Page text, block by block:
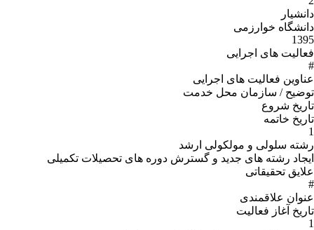
دانشیار
دانشگاه خوارزمی
1395
فعالیت های اجرایی
#
عناوین فعالیت های اجرایی
توضیح / سازمان محل خدمت
تاریخ شروع
تاریخ خاتمه
1
رشته سلولی و مولکولی ارشد
ایجاد رشته های جدید و گسترش دوره های تحصیلات تکمیلی
علایق تحقیقاتی
#
عنوان علاقمندى
تاریخ آغاز فعالیت
1